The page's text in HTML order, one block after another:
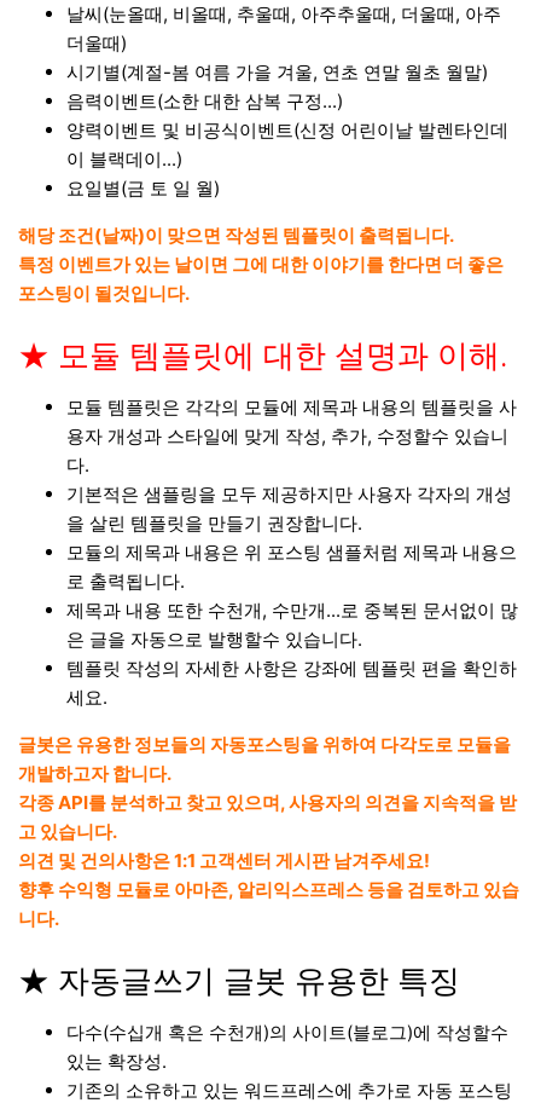
날씨(눈올때, 비올때, 추울때, 아주추울때, 더울때, 아주
더울때)
시기별(계절-봄 여름 가을 겨울, 연초 연말 월초 월말)
음력이벤트(소한 대한 삼복 구정...)
양력이벤트 및 비공식이벤트(신정 어린이날 발렌타인데
이 블랙데이...)
요일별(금 토 일 월)
해당 조건(날짜)이 맞으면 작성된 템플릿이 출력됩니다.
특정 이벤트가 있는 날이면 그에 대한 이야기를 한다면 더 좋은
포스팅이 될것입니다.
★ 모듈 템플릿에 대한 설명과 이해.
모듈 템플릿은 각각의 모듈에 제목과 내용의 템플릿을 사
용자 개성과 스타일에 맞게 작성, 추가, 수정할수 있습니
다.
기본적은 샘플링을 모두 제공하지만 사용자 각자의 개성
을 살린 템플릿을 만들기 권장합니다.
모듈의 제목과 내용은 위 포스팅 샘플처럼 제목과 내용으
로 출력됩니다.
제목과 내용 또한 수천개, 수만개...로 중복된 문서없이 많
은 글을 자동으로 발행할수 있습니다.
템플릿 작성의 자세한 사항은 강좌에 템플릿 편을 확인하
세요.
글봇은 유용한 정보들의 자동포스팅을 위하여 다각도로 모듈을
개발하고자 합니다.
각종 API를 분석하고 찾고 있으며, 사용자의 의견을 지속적을 받
고 있습니다.
의견 및 건의사항은 1:1 고객센터 게시판 남겨주세요!
향후 수익형 모듈로 아마존, 알리익스프레스 등을 검토하고 있습
니다.
★ 자동글쓰기 글봇 유용한 특징
다수(수십개 혹은 수천개)의 사이트(블로그)에 작성할수
있는 확장성.
기존의 소유하고 있는 워드프레스에 추가로 자동 포스팅